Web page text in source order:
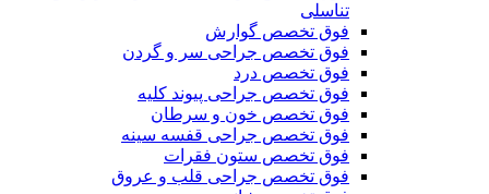
تناسلی
فوق تخصص گوارش
فوق تخصص جراحی سر و گردن
فوق تخصص درد
فوق تخصص جراحی پیوند کلیه
فوق تخصص خون و سرطان
فوق تخصص جراحی قفسه سینه
فوق تخصص ستون فقرات
فوق تخصص جراحی قلب و عروق